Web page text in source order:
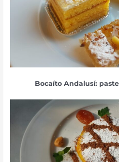
Bocaíto Andalusí: